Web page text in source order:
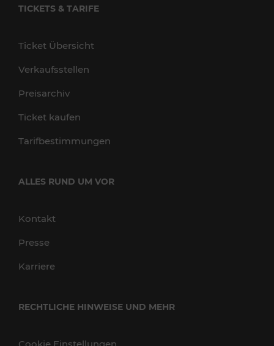
TICKETS & TARIFE
Ticket Übersicht
Verkaufsstellen
Preisarchiv
Ticket kaufen
Tarifbestimmungen
ALLES RUND UM VOR
Kontakt
Presse
Karriere
RECHTLICHE HINWEISE UND MEHR